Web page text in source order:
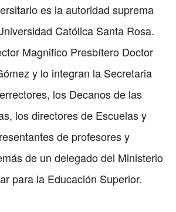
es la autoridad suprema
Católica Santa Rosa.
Magnifico Presbítero Doctor
y lo integran la Secretaria
los Decanos de las
los directores de Escuelas y
de profesores y
de un delegado del Ministerio
para la Educación Superior.